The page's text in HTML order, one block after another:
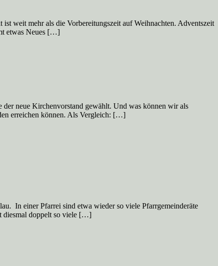
weit mehr als die Vorbereitungszeit auf Weihnachten. Adventszeit
etwas Neues […]
der neue Kirchenvorstand gewählt. Und was können wir als
erreichen können. Als Vergleich: […]
In einer Pfarrei sind etwa wieder so viele Pfarrgemeinderäte
diesmal doppelt so viele […]